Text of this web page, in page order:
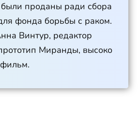
проданы ради сбора
фонда борьбы с раком.
Винтур, редактор
Миранды, высоко